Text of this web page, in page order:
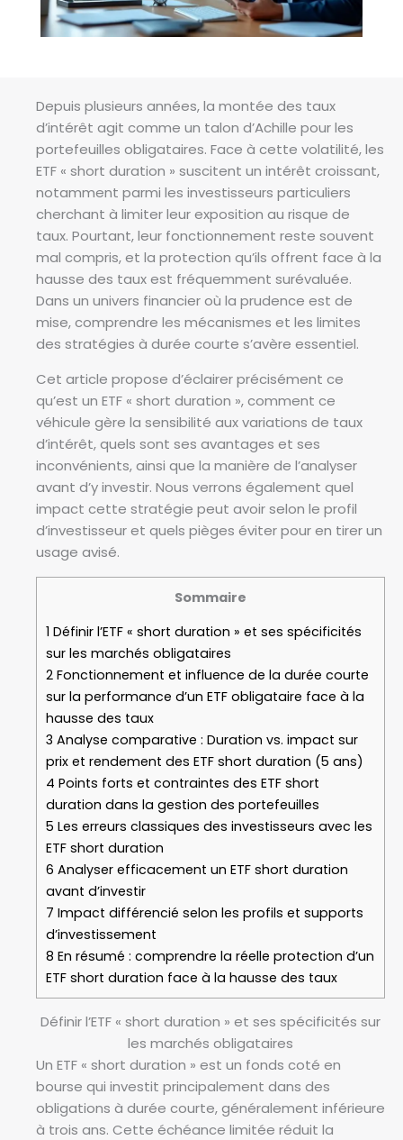
Depuis plusieurs années, la montée des taux
d’intérêt agit comme un talon d’Achille pour les
portefeuilles obligataires. Face à cette volatilité, les
ETF « short duration » suscitent un intérêt croissant,
notamment parmi les investisseurs particuliers
cherchant à limiter leur exposition au risque de
taux. Pourtant, leur fonctionnement reste souvent
mal compris, et la protection qu’ils offrent face à la
hausse des taux est fréquemment surévaluée.
Dans un univers financier où la prudence est de
mise, comprendre les mécanismes et les limites
des stratégies à durée courte s’avère essentiel.
Cet article propose d’éclairer précisément ce
qu’est un ETF « short duration », comment ce
véhicule gère la sensibilité aux variations de taux
d’intérêt, quels sont ses avantages et ses
inconvénients, ainsi que la manière de l’analyser
avant d’y investir. Nous verrons également quel
impact cette stratégie peut avoir selon le profil
d’investisseur et quels pièges éviter pour en tirer un
usage avisé.
Sommaire
1 Définir l’ETF « short duration » et ses spécificités
sur les marchés obligataires
2 Fonctionnement et influence de la durée courte
sur la performance d’un ETF obligataire face à la
hausse des taux
3 Analyse comparative : Duration vs. impact sur
prix et rendement des ETF short duration (5 ans)
4 Points forts et contraintes des ETF short
duration dans la gestion des portefeuilles
5 Les erreurs classiques des investisseurs avec les
ETF short duration
6 Analyser efficacement un ETF short duration
avant d’investir
7 Impact différencié selon les profils et supports
d’investissement
8 En résumé : comprendre la réelle protection d’un
ETF short duration face à la hausse des taux
Définir l’ETF « short duration » et ses spécificités sur
les marchés obligataires
Un ETF « short duration » est un fonds coté en
bourse qui investit principalement dans des
obligations à durée courte, généralement inférieure
à trois ans. Cette échéance limitée réduit la